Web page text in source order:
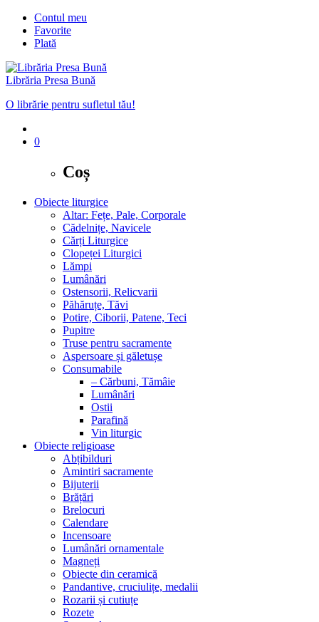
Contul meu
Favorite
Plată
Librăria Presa Bună
O librărie pentru sufletul tău!
0
Coș
Obiecte liturgice
Altar: Fețe, Pale, Corporale
Cădelnițe, Navicele
Cărți Liturgice
Clopeței Liturgici
Lămpi
Lumânări
Ostensorii, Relicvarii
Păhăruțe, Tăvi
Potire, Ciborii, Patene, Teci
Pupitre
Truse pentru sacramente
Aspersoare și găletușe
Consumabile
– Cărbuni, Tămâie
Lumânări
Ostii
Parafină
Vin liturgic
Obiecte religioase
Abțibilduri
Amintiri sacramente
Bijuterii
Brățări
Brelocuri
Calendare
Incensoare
Lumânări ornamentale
Magneți
Obiecte din ceramică
Pandantive, cruciulițe, medalii
Rozarii și cutiuțe
Rozete